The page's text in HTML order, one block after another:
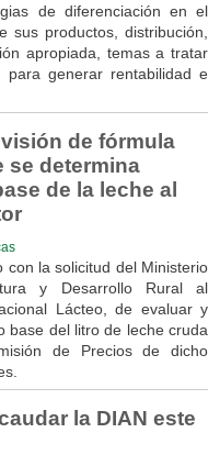
de diferenciación en el
sus productos, distribución,
apropiada, temas a tratar
para generar rentabilidad e
de fórmula
se determina
de la leche al
con la solicitud del Ministerio
y Desarrollo Rural al
Lácteo, de evaluar y
base del litro de leche cruda
de Precios de dicho
la DIAN este